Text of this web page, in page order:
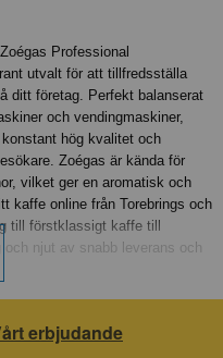
Professional
utvalt för att tillfredsställa
ditt företag. Perfekt balanserat
och vendingmaskiner,
hög kvalitet och
Zoégas är kända för
vilket ger en aromatisk och
kaffe online från Torebrings och
till förstklassigt kaffe till
njut av snabb leverans och
erbjudande